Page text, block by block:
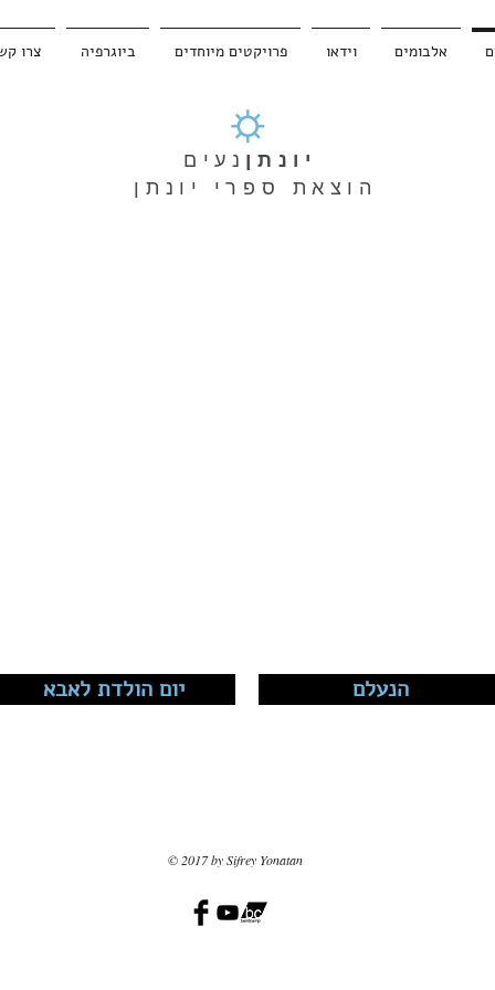
צרו ביוגרפיה פרויקטים מיוחדים וידאו אלבומים
יונתן נעים
הוצאת ספרי יונתן
יום הולדת לאבא הנעלם
© 2017 by Sifrey Yonatan